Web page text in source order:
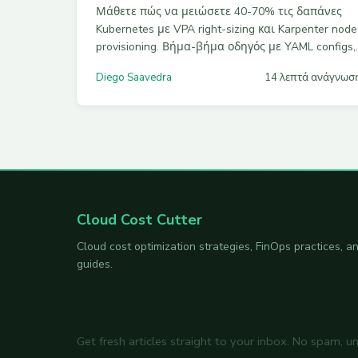
Μάθετε πώς να μειώσετε 40-70% τις δαπάνες
Kubernetes με VPA right-sizing και Karpenter node
provisioning. Βήμα-βήμα οδηγός με YAML configs,
Diego Saavedra 14 λεπτά
Cloud Cost Cutter
Cloud cost optimization strategies, FinOps practices,
guides.
Get fresh articles straight to your inbox. No spam,